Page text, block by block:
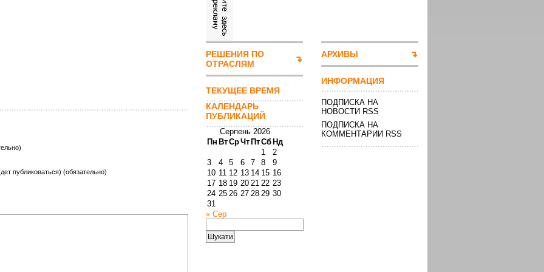
публиковаться) (обязательно)
РЕШЕНИЯ ПО
ОТРАСЛЯМ
ТЕКУЩЕЕ ВРЕМЯ
КАЛЕНДАРЬ
ПУБЛИКАЦИЙ
Серпень 2026
Пн ВтСрЧт ПтСб Нд
1
2
3
4 5 6 7 8
9
10 11 12 13 14 15 16
17 18 19 20 21 22 23
24 25 26 27 28 29 30
31
« Сер
АРХИВЫ
ИНФОРМАЦИЯ
ПОДПИСКА НА
НОВОСТИ RSS
ПОДПИСКА НА
КОММЕНТАРИИ RSS